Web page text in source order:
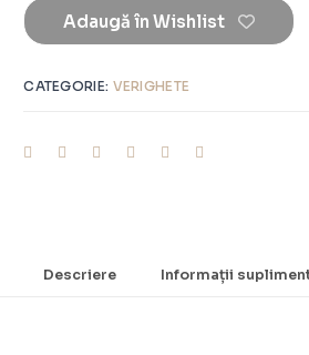
Adaugă în Wishlist
CATEGORIE: VERIGHETE
Descriere Informații